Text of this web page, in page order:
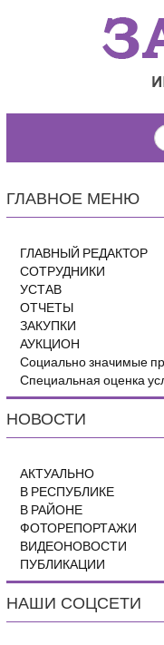
ГЛАВНОЕ МЕНЮ
ГЛАВНЫЙ РЕДАКТОР
СОТРУДНИКИ
УСТАВ
ОТЧЕТЫ
ЗАКУПКИ
АУКЦИОН
Социально значимые
Специальная оценка
НОВОСТИ
АКТУАЛЬНО
В РЕСПУБЛИКЕ
В РАЙОНЕ
ФОТОРЕПОРТАЖИ
ВИДЕОНОВОСТИ
ПУБЛИКАЦИИ
НАШИ СОЦСЕТИ